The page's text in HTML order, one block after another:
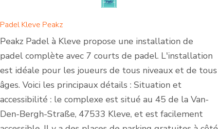
Padel Kleve Peakz
Peakz Padel à Kleve propose une installation de
padel complète avec 7 courts de padel. L'installation
est idéale pour les joueurs de tous niveaux et de tous
âges. Voici les principaux détails : Situation et
accessibilité : le complexe est situé au 45 de la Van-
Den-Bergh-Straße, 47533 Kleve, et est facilement